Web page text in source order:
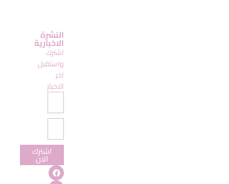
النشرة
الاخبارية
اشترك
واستقبل
اخر
الاخبار
اشترك
الان